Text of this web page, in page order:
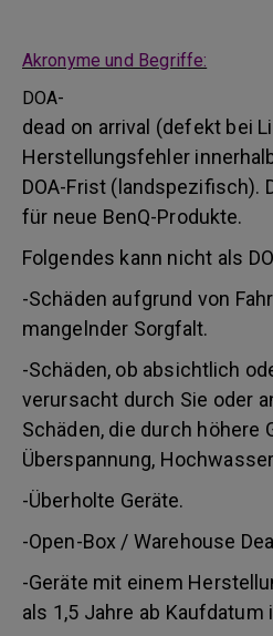
Akronyme und Begriffe:
DOA-
dead on arrival (defekt bei
Herstellungsfehler
DOA-Frist (landspezifisch).
für neue BenQ-Produkte.
Folgendes kann nicht als
-Schäden aufgrund von
mangelnder Sorgfalt.
-Schäden, ob absichtlich
verursacht durch Sie oder
Schäden, die durch höhere
Überspannung,
-Überholte Geräte.
-Open-Box / Warehouse
-Geräte mit einem
als 1,5 Jahre ab Kaufdatum